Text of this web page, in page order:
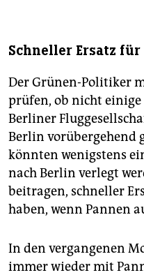
Schneller Ersatz
Der Grünen-Politiker
prüfen, ob nicht
Berliner
Berlin vorübergehend
könnten wenigstens
nach Berlin verlegt
beitragen, schneller
haben, wenn Pannen
In den vergangenen
immer wieder mit